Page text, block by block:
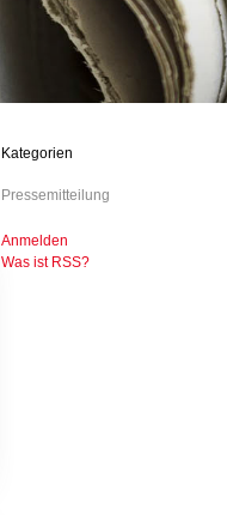
Kategorien
Pressemitteilung
Anmelden
Was ist RSS?